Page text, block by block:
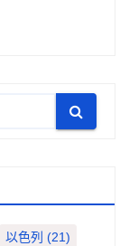
以色列 (21)